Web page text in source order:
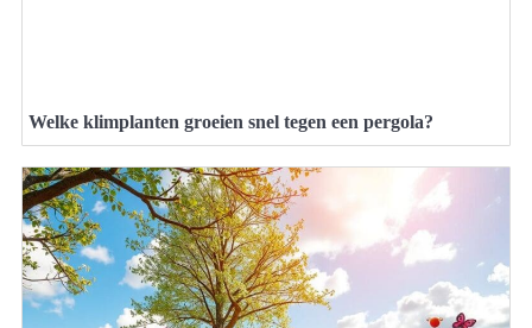
Welke klimplanten groeien snel tegen een pergola?